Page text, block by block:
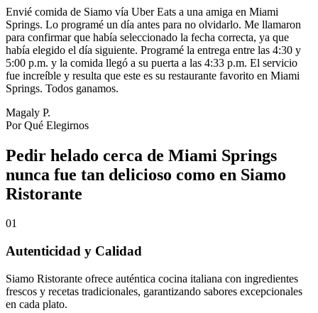
Envié comida de Siamo vía Uber Eats a una amiga en Miami
Springs. Lo programé un día antes para no olvidarlo. Me llamaron
para confirmar que había seleccionado la fecha correcta, ya que
había elegido el día siguiente. Programé la entrega entre las 4:30 y
5:00 p.m. y la comida llegó a su puerta a las 4:33 p.m. El servicio
fue increíble y resulta que este es su restaurante favorito en Miami
Springs. Todos ganamos.
Magaly P.
Por Qué Elegirnos
Pedir helado cerca de Miami Springs
nunca fue tan delicioso como en Siamo
Ristorante
01
Autenticidad y Calidad
Siamo Ristorante ofrece auténtica cocina italiana con ingredientes
frescos y recetas tradicionales, garantizando sabores excepcionales
en cada plato.